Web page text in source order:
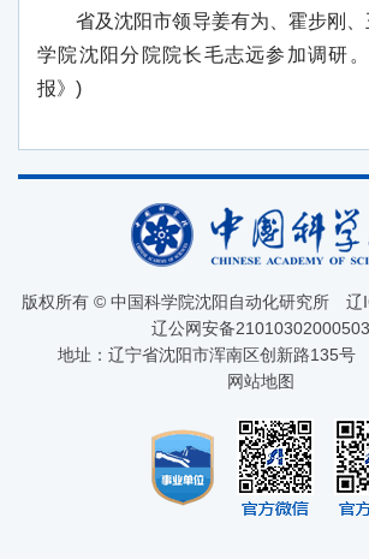
省及沈阳市领导姜有为、霍步刚
学院沈阳分院院长毛志远参加调研
报》)
版权所有 © 中国科学院沈阳自动化研究所 辽
辽公网安备
地址：辽宁省沈阳市浑南区创新路135号
网站地图